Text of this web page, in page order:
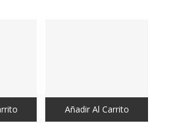
Añadir Al Carrito